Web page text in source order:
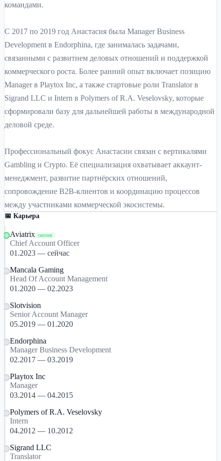
командами.
С 2017 по 2019 год Анастасия была Manager Business
Development в Endorphina, где занималась задачами,
связанными с развитием деловых отношений и поддержкой
коммерческого роста. Более ранний опыт включает позицию
Manager в Playtox Inc, а также стартовые роли Translator в
Sigrand LLC и Intern в Polymers of R.A. Veselovsky, которые
сформировали базу для дальнейшей работы в международной
деловой среде.
Профессиональный фокус Анастасии связан с вертикалями
Gambling и Crypto. Её специализация охватывает аккаунт-
менеджмент, развитие партнёрских отношений,
сопровождение B2B-клиентов и координацию процессов
между участниками коммерческой экосистемы.
📅 Карьера
Aviatrix current
Chief Account Officer
01.2023 — сейчас
Mancala Gaming
Head Of Account Management
01.2020 — 02.2023
Slotvision
Senior Account Manager
05.2019 — 01.2020
Endorphina
Manager Business Development
02.2017 — 03.2019
Playtox Inc
Manager
03.2014 — 04.2015
Polymers of R.A. Veselovsky
Intern
04.2012 — 10.2012
Sigrand LLC
Translator